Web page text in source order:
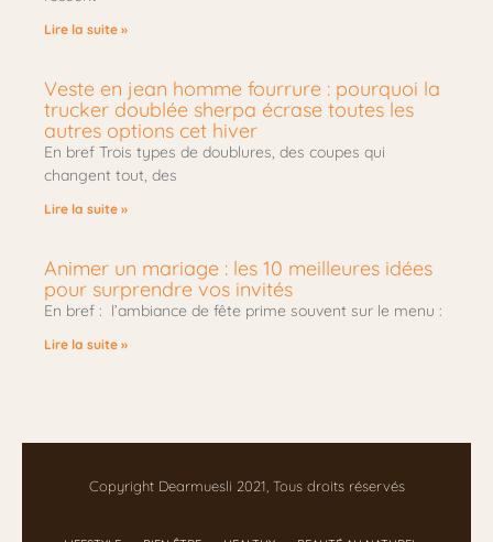
Lire la suite »
Veste en jean homme fourrure : pourquoi la
trucker doublée sherpa écrase toutes les
autres options cet hiver
En bref Trois types de doublures, des coupes qui
changent tout, des
Lire la suite »
Animer un mariage : les 10 meilleures idées
pour surprendre vos invités
En bref : l’ambiance de fête prime souvent sur le menu :
Lire la suite »
Copyright Dearmuesli 2021, Tous droits réservés